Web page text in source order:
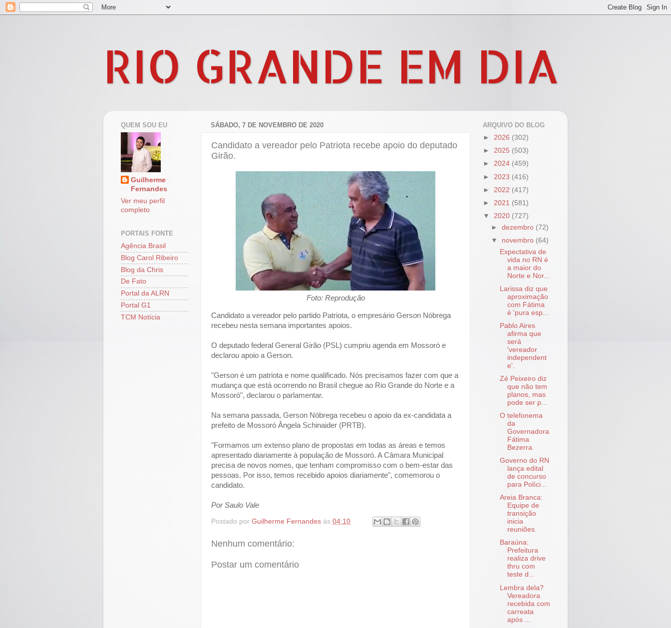
RIO GRANDE EM DIA
SÁBADO, 7 DE NOVEMBRO DE 2020
Candidato a vereador pelo Patriota recebe apoio do deputado
Girão.
Foto: Reprodução
Candidato a vereador pelo partido Patriota, o empresário Gerson Nóbrega
recebeu nesta semana importantes apoios.
O deputado federal General Girão (PSL) cumpriu agenda em Mossoró e
declarou apoio a Gerson.
"Gerson é um patriota e nome qualificado. Nós precisamos fazer com que a
mudança que está ocorrendo no Brasil chegue ao Rio Grande do Norte e a
Mossoró", declarou o parlamentar.
Na semana passada, Gerson Nóbrega recebeu o apoio da ex-candidata a
prefeito de Mossoró Ângela Schinaider (PRTB).
"Formamos um extenso plano de propostas em todas as áreas e temos
apresentado diariamente à população de Mossoró. A Câmara Municipal
precisa de novos nomes, que tenham compromisso com o bem-estar das
pessoas. Por isso, temos recebido apoios diariamente", comemorou o
candidato.
Por Saulo Vale
Postado por Guilherme Fernandes às 04:10
Nenhum comentário:
Postar um comentário
QUEM SOU EU
Guilherme
Fernandes
Ver meu perfil
completo
PORTAIS FONTE
Agência Brasil
Blog Carol Ribeiro
Blog da Chris
De Fato
Portal da ALRN
Portal G1
TCM Notícia
ARQUIVO DO BLOG
► 2026 (302)
► 2025 (503)
► 2024 (459)
► 2023 (416)
► 2022 (417)
► 2021 (581)
▼ 2020 (727)
►dezembro (72)
▼ novembro (64)
Expectativa de
vida no RN é
a maior do
Norte e Nor...
Larissa diz que
aproximação
com Fátima
é 'pura esp...
Pablo Aires
afirma que
será
'vereador
independent
e'.
Zé Peixeiro diz
que não tem
planos, mas
pode ser p...
O telefonema
da
Governadora
Fátima
Bezerra.
Governo do RN
lança edital
de concurso
para Políci...
Areia Branca:
Equipe de
transição
inicia
reuniões.
Baraúna:
Prefeitura
realiza drive
thru com
teste d...
Lembra dela?
Vereadora
recebida com
carreata
após ...